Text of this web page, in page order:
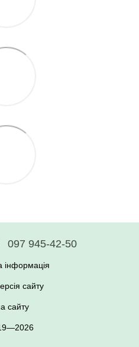
097 945-42-50
інформація
сайту
сайту